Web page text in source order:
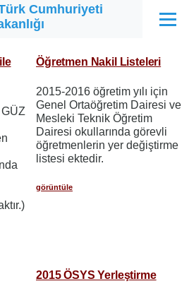
Cumhuriyeti
Menü
Öğretmen Nakil Listeleri
2015-2016 öğretim yılı için
Genel Ortaöğretim Dairesi ve
Mesleki Teknik Öğretim
Dairesi okullarında görevli
öğretmenlerin yer değiştirme
listesi ektedir.
görüntüle
2015 ÖSYS Yerleştirme